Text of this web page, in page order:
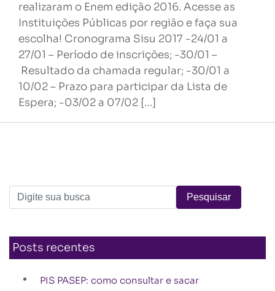
realizaram o Enem edição 2016. Acesse as
Instituições Públicas por região e faça sua
escolha! Cronograma Sisu 2017 -24/01 a
27/01 – Período de inscrições; -30/01 –
Resultado da chamada regular; -30/01 a
10/02 – Prazo para participar da Lista de
Espera; -03/02 a 07/02 […]
Posts recentes
PIS PASEP: como consultar e sacar